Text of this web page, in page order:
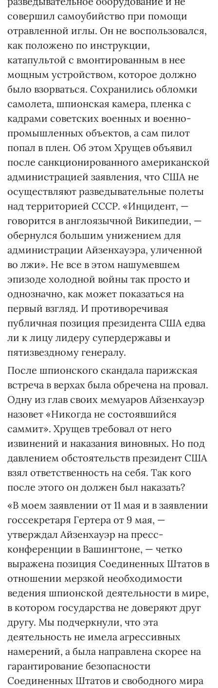
совершил самоубийство при помощи
отравленной иглы. Он не воспользовался,
как положено по инструкции,
катапультой с вмонтированным в нее
мощным устройством, которое должно
было взорваться. Сохранились обломки
самолета, шпионская камера, пленка с
кадрами советских военных и военно-
промышленных объектов, а сам пилот
попал в плен. Об этом Хрущев объявил
после санкционированного американской
администрацией заявления, что США не
осуществляют разведывательные полеты
над территорией СССР. «Инцидент, —
говорится в англоязычной Википедии, —
обернулся большим унижением для
администрации Айзенхауэра, уличенной
во лжи». Не все в этом нашумевшем
эпизоде холодной войны так просто и
однозначно, как может показаться на
первый взгляд. И противоречивая
публичная позиция президента США едва
ли к лицу лидеру супердержавы и
пятизвездному генералу.
После шпионского скандала парижская
встреча в верхах была обречена на провал.
Одну из глав своих мемуаров Айзенхауэр
назовет «Никогда не состоявшийся
саммит». Хрущев требовал от него
извинений и наказания виновных. Но под
давлением обстоятельств президент США
взял ответственность на себя. Так кого
после этого он должен был наказать?
«В моем заявлении от 11 мая и в заявлении
госсекретаря Гертера от 9 мая, —
утверждал Айзенхауэр на пресс-
конференции в Вашингтоне, — четко
выражена позиция Соединенных Штатов в
отношении мерзкой необходимости
ведения шпионской деятельности в мире,
в котором государства не доверяют друг
другу. Мы подчеркнули, что эта
деятельность не имела агрессивных
намерений, а была направлена скорее на
гарантирование безопасности
Соединенных Штатов и свободного мира